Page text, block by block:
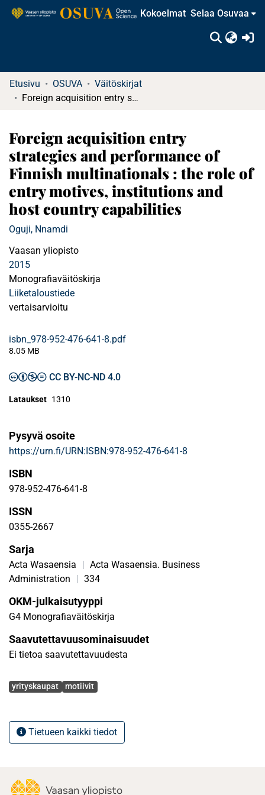
Kokoelmat Selaa Osuvaa
Etusivu OSUVA
Väitöskirjat
Foreign acquisition entry strategies and performance of Finnish multinationals : the role of entry motives, institutions and host country capabilities
Foreign acquisition entry
strategies and performance of
Finnish multinationals : the role of
entry motives, institutions and
host country capabilities
Oguji, Nnamdi
Vaasan yliopisto
2015
Monografiaväitöskirja
Liiketaloustiede
vertaisarvioitu
isbn_978-952-476-641-8.pdf
8.05 MB
CC BY-NC-ND 4.0
Lataukset 1310
Pysyvä osoite
https://urn.fi/URN:ISBN:978-952-476-641-8
ISBN
978-952-476-641-8
ISSN
0355-2667
Sarja
Acta Wasaensia | Acta Wasaensia. Business
Administration
| 334
OKM-julkaisutyyppi
G4 Monografiaväitöskirja
Saavutettavuusominaisuudet
Ei tietoa saavutettavuudesta
Avainsanat
yrityskaupat motiivit
Tietueen kaikki tiedot